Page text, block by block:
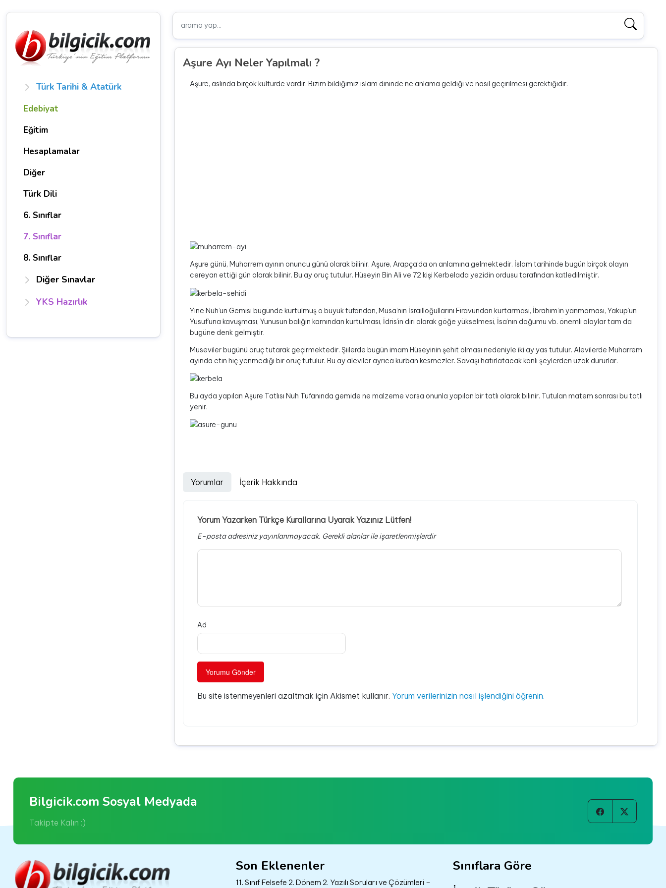
Türk Tarihi & Atatürk
Edebiyat
Eğitim
Hesaplamalar
Diğer
Türk Dili
6. Sınıflar
7. Sınıflar
8. Sınıflar
Diğer Sınavlar
YKS Hazırlık
Aşure Ayı Neler Yapılmalı ?
Aşure, aslında birçok kültürde vardır. Bizim bildiğimiz islam dininde ne anlama geldiği ve nasıl geçirilmesi gerektiğidir.
Aşure günü, Muharrem ayının onuncu günü olarak bilinir. Aşure, Arapça’da on anlamına gelmektedir. İslam tarihinde bugün birçok olayın
cereyan ettiği gün olarak bilinir. Bu ay oruç tutulur. Hüseyin Bin Ali ve 72 kişi Kerbelada yezidin ordusu tarafından katledilmiştir.
Yine Nuh’un Gemisi bugünde kurtulmuş o büyük tufandan, Musa’nın İsrailloğullarını Firavundan kurtarması, İbrahim’in yanmaması, Yakup’un
Yusuf’una kavuşması, Yunusun balığın karnından kurtulması, İdris’in diri olarak göğe yükselmesi, İsa’nın doğumu vb. önemli olaylar tam da
bugüne denk gelmiştir.
Museviler bugünü oruç tutarak geçirmektedir. Şiilerde bugün imam Hüseyinin şehit olması nedeniyle iki ay yas tutulur. Alevilerde Muharrem
ayında etin hiç yenmediği bir oruç tutulur. Bu ay aleviler ayrıca kurban kesmezler. Savaşı hatırlatacak kanlı şeylerden uzak dururlar.
Bu ayda yapılan Aşure Tatlısı Nuh Tufanında gemide ne malzeme varsa onunla yapılan bir tatlı olarak bilinir. Tutulan matem sonrası bu tatlı
yenir.
Yorumlar İçerik Hakkında
Yorum Yazarken Türkçe Kurallarına Uyarak Yazınız Lütfen!
E-posta adresiniz yayınlanmayacak. Gerekli alanlarile işaretlenmişlerdir
Ad
Bu site istenmeyenleri azaltmak için Akismet kullanır. Yorum verilerinizin nasıl işlendiğini öğrenin.
Bilgicik.com Sosyal Medyada
Takipte Kalın :)
Son Eklenenler
11. Sınıf Felsefe 2. Dönem 2. Yazılı Soruları ve Çözümleri –
Sınıflara Göre